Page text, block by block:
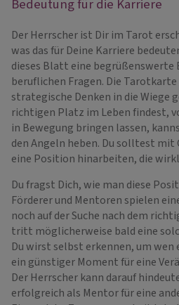
Bedeutung für die Karriere
Der Herrscher ist Dir im Tarot
was das für Deine Karriere
dieses Blatt eine begrüßenswerte
beruflichen Fragen. Die Tarotkarte
strategische Denken in die Wiege
richtigen Platz im Leben findest,
in Bewegung bringen lassen,
den Angeln heben. Du solltest mit
eine Position hinarbeiten, die
Du fragst Dich, wie man diese
Förderer und Mentoren spielen
noch auf der Suche nach dem
tritt möglicherweise bald eine
Du wirst selbst erkennen, um wen
ein günstiger Moment für eine
Der Herrscher kann darauf
erfolgreich als Mentor für eine